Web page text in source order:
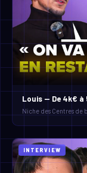
Louis — De 4k€ à
Niche des Centres de
INTERVIEW